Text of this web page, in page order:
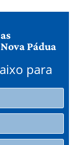
Pádua
para